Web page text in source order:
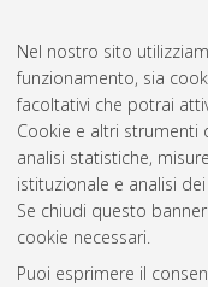
Nel nostro sito
funzionamento, sia
facoltativi che potrai
Cookie e altri
analisi statistiche,
istituzionale e analisi
Se chiudi questo
cookie necessari.
Puoi esprimere il
Atom